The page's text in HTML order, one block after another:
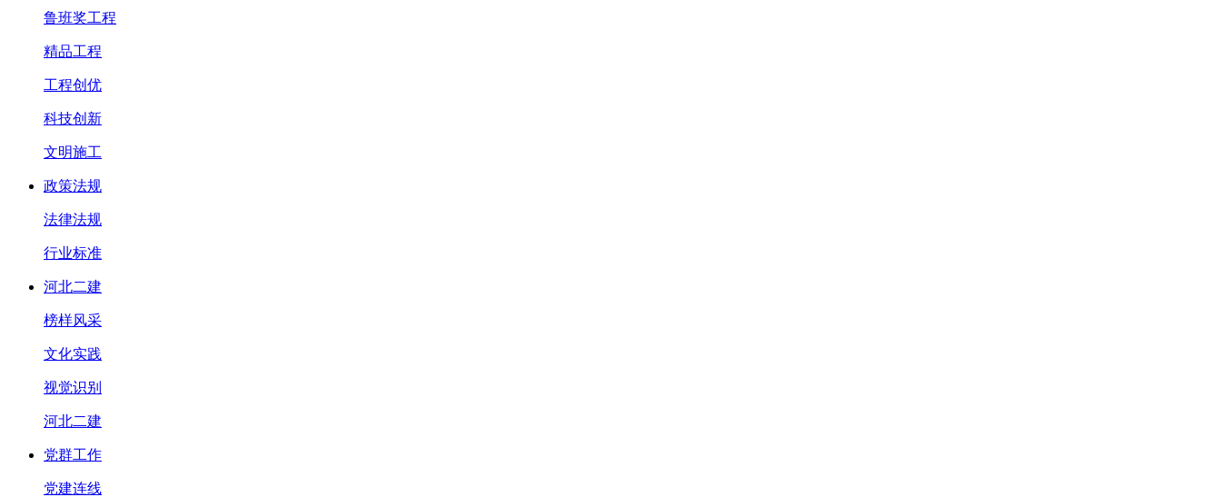
鲁班奖工程
精品工程
工程创优
科技创新
文明施工
政策法规
法律法规
行业标准
河北二建
榜样风采
文化实践
视觉识别
河北二建
党群工作
党建连线